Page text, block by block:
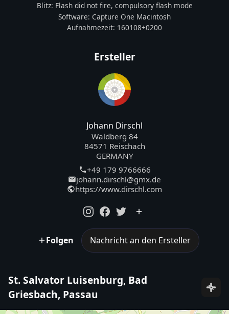
Blitz: Flash did not fire, compulsory flash mode
Software: Capture One Macintosh
Aufnahmezeit: 160108+0200
Ersteller
Johann Dirschl
Waldberg 84
84571 Reischach
GERMANY
+49 179 9766666
johann.dirschl@gmx.de
https://www.dirschl.com
Folgen Nachricht an den Ersteller
St. Salvator Luisenburg, Bad
Griesbach, Passau